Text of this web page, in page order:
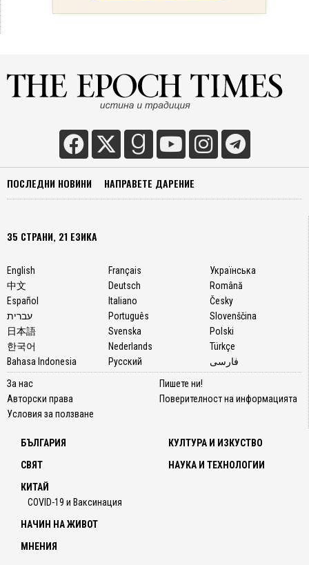
ПОСЛЕДНИ НОВИНИ НАПРАВЕТЕ ДАРЕНИЕ
35 СТРАНИ, 21 ЕЗИКА
English
中文
Español
עברית
日本語
한국어
Bahasa Indonesia
Français
Deutsch
Italiano
Português
Svenska
Nederlands
Русский
Українська
Română
Česky
Slovenščina
Polski
Türkçe
فارسی
За нас
Авторски права
Условия за ползване
Пишете ни!
Поверителност на информацията
БЪЛГАРИЯ
СВЯТ
КИТАЙ
COVID-19 и Ваксинация
КУЛТУРА И ИЗКУСТВО
НАУКА И ТЕХНОЛОГИИ
НАЧИН НА ЖИВОТ
МНЕНИЯ